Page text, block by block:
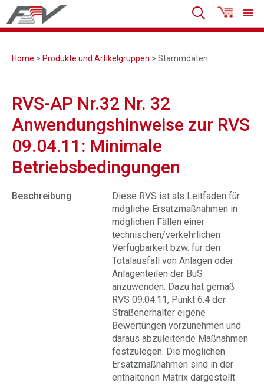
Home > Produkte und Artikelgruppen > Stammdaten
RVS-AP Nr.32 Nr. 32
Anwendungshinweise zur RVS
09.04.11: Minimale
Betriebsbedingungen
Beschreibung
Diese RVS ist als Leitfaden für
mögliche Ersatzmaßnahmen in
möglichen Fällen einer
technischen/verkehrlichen
Verfügbarkeit bzw. für den
Totalausfall von Anlagen oder
Anlagenteilen der BuS
anzuwenden. Dazu hat gemäß
RVS 09.04.11, Punkt 6.4 der
Straßenerhalter eigene
Bewertungen vorzunehmen und
daraus abzuleitende Maßnahmen
festzulegen. Die möglichen
Ersatzmaßnahmen sind in der
enthaltenen Matrix dargestellt.